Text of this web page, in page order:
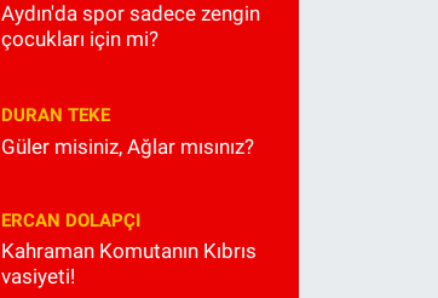
Aydın'da spor sadece zengin
çocukları için mi?
DURAN TEKE
Güler misiniz, Ağlar mısınız?
ERCAN DOLAPÇI
Kahraman Komutanın Kıbrıs
vasiyeti!